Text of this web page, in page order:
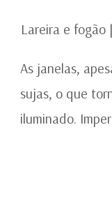
Lareira e fogão
As janelas,
sujas, o que
iluminado.